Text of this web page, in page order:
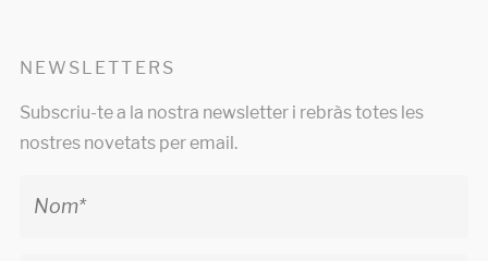
NEWSLETTERS
Subscriu-te a la nostra newsletter i rebràs totes les
nostres novetats per email.